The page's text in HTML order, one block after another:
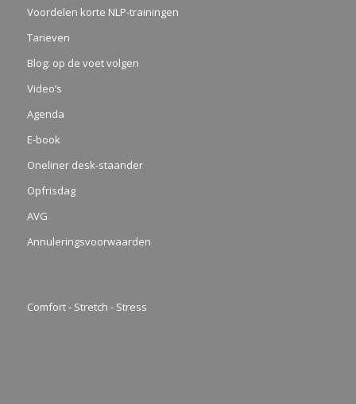
Voordelen korte NLP-trainingen
Tarieven
Blog: op de voet volgen
Video’s
Agenda
E-book
Oneliner desk-staander
Opfrisdag
AVG
Annuleringsvoorwaarden
Comfort - Stretch - Stress